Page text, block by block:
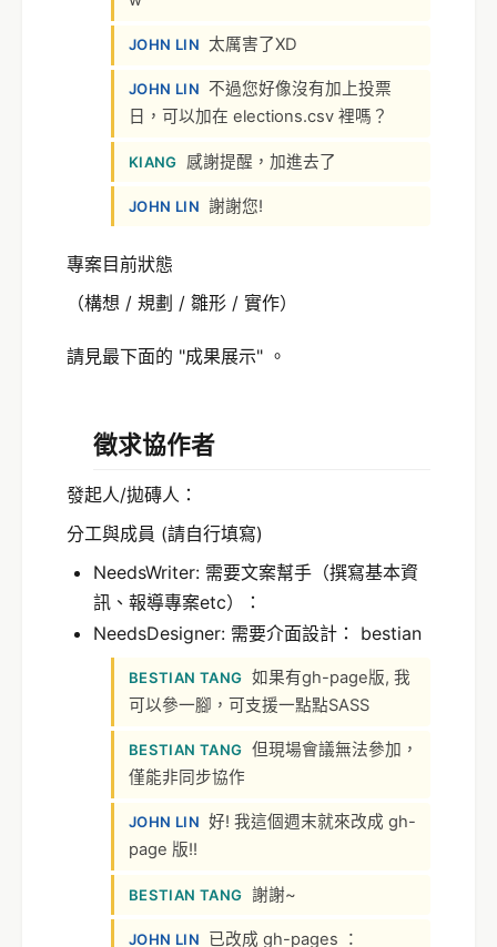
JOHN LIN 太厲害了XD
JOHN LIN 不過您好像沒有加上投票
日，可以加在 elections.csv 裡嗎？
KIANG 感謝提醒，加進去了
JOHN LIN 謝謝您!
專案目前狀態
（構想 / 規劃 / 雛形 / 實作）
請見最下面的 "成果展示" 。
徵求協作者
發起人/拋磚人：
分工與成員 (請自行填寫)
NeedsWriter: 需要文案幫手（撰寫基本資
訊、報導專案etc）：
NeedsDesigner: 需要介面設計： bestian
BESTIAN TANG 如果有gh-page版, 我
可以參一腳，可支援一點點SASS
BESTIAN TANG 但現場會議無法參加，
僅能非同步協作
JOHN LIN 好! 我這個週末就來改成 gh-
page 版!!
BESTIAN TANG 謝謝~
JOHN LIN 已改成 gh-pages ：